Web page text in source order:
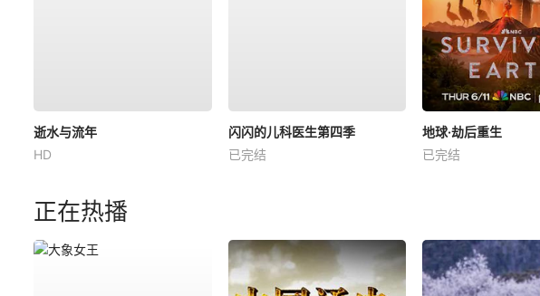
逝水与流年
HD
闪闪的儿科医生第四季
已完结
地球·劫后重生
已完结
正在热播